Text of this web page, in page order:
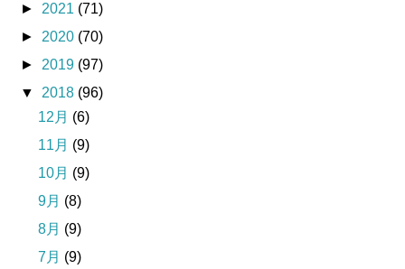
► 2021 (71)
► 2020 (70)
► 2019 (97)
▼ 2018 (96)
12月 (6)
11月 (9)
10月 (9)
9月 (8)
8月 (9)
7月 (9)